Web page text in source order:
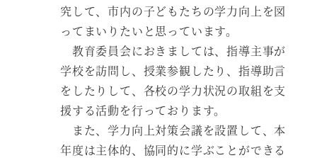
究して、市内の子どもたちの学力向上を図
ってまいりたいと思っています。
教育委員会におきましては、指導主事が
学校を訪問し、授業参観したり、指導助言
をしたりして、各校の学力状況の取組を支
援する活動を行っております。
また、学力向上対策会議を設置して、本
年度は主体的、協同的に学ぶことができる